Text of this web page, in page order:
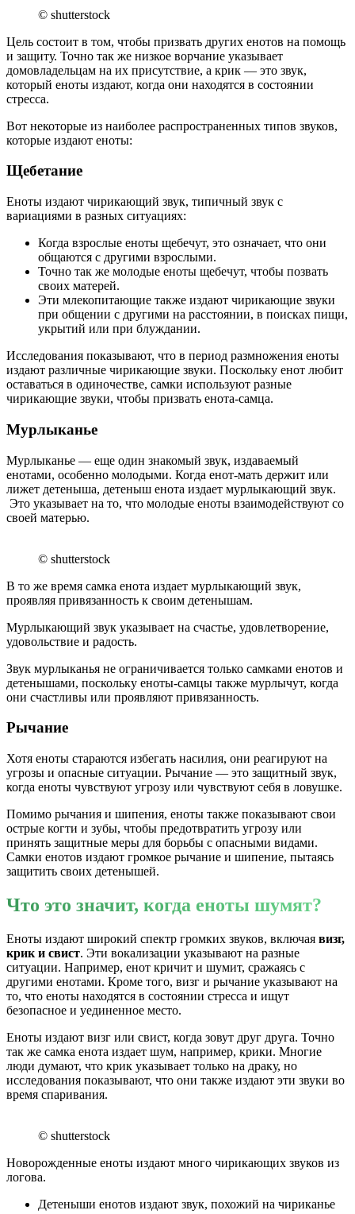
© shutterstock
Цель состоит в том, чтобы призвать других енотов на помощь
и защиту. Точно так же низкое ворчание указывает
домовладельцам на их присутствие, а крик — это звук,
который еноты издают, когда они находятся в состоянии
стресса.
Вот некоторые из наиболее распространенных типов звуков,
которые издают еноты:
Щебетание
Еноты издают чирикающий звук, типичный звук с
вариациями в разных ситуациях:
Когда взрослые еноты щебечут, это означает, что они
общаются с другими взрослыми.
Точно так же молодые еноты щебечут, чтобы позвать
своих матерей.
Эти млекопитающие также издают чирикающие звуки
при общении с другими на расстоянии, в поисках пищи,
укрытий или при блуждании.
Исследования показывают, что в период размножения еноты
издают различные чирикающие звуки. Поскольку енот любит
оставаться в одиночестве, самки используют разные
чирикающие звуки, чтобы призвать енота-самца.
Мурлыканье
Мурлыканье — еще один знакомый звук, издаваемый
енотами, особенно молодыми. Когда енот-мать держит или
лижет детеныша, детеныш енота издает мурлыкающий звук.
Это указывает на то, что молодые еноты взаимодействуют со
своей матерью.
© shutterstock
В то же время самка енота издает мурлыкающий звук,
проявляя привязанность к своим детенышам.
Мурлыкающий звук указывает на счастье, удовлетворение,
удовольствие и радость.
Звук мурлыканья не ограничивается только самками енотов и
детенышами, поскольку еноты-самцы также мурлычут, когда
они счастливы или проявляют привязанность.
Рычание
Хотя еноты стараются избегать насилия, они реагируют на
угрозы и опасные ситуации. Рычание — это защитный звук,
когда еноты чувствуют угрозу или чувствуют себя в ловушке.
Помимо рычания и шипения, еноты также показывают свои
острые когти и зубы, чтобы предотвратить угрозу или
принять защитные меры для борьбы с опасными видами.
Самки енотов издают громкое рычание и шипение, пытаясь
защитить своих детенышей.
Что это значит, когда еноты шумят?
Еноты издают широкий спектр громких звуков, включая визг,
крик и свист. Эти вокализации указывают на разные
ситуации. Например, енот кричит и шумит, сражаясь с
другими енотами. Кроме того, визг и рычание указывают на
то, что еноты находятся в состоянии стресса и ищут
безопасное и уединенное место.
Еноты издают визг или свист, когда зовут друг друга. Точно
так же самка енота издает шум, например, крики. Многие
люди думают, что крик указывает только на драку, но
исследования показывают, что они также издают эти звуки во
время спаривания.
© shutterstock
Новорожденные еноты издают много чирикающих звуков из
логова.
Детеныши енотов издают звук, похожий на чириканье